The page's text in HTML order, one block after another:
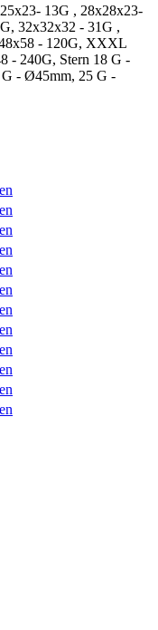
13G , 28x28x23-
32x32x32 - 31G ,
- 120G, XXXL
- 240G, Stern 18 G -
- Ø45mm, 25 G -